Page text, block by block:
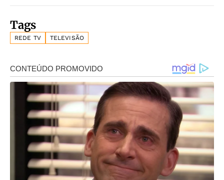
Tags
REDE TV TELEVISÃO